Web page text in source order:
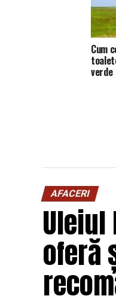
Cum
verde
AFACERI
Uleiul
oferă